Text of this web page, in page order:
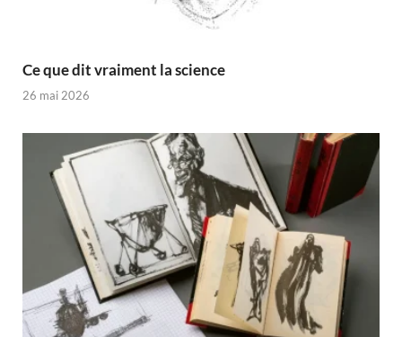
Ce que dit vraiment la science
26 mai 2026